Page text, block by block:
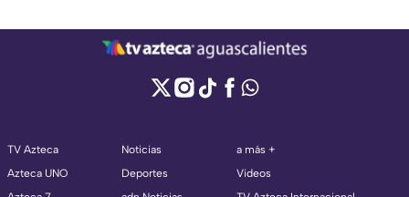
TV Azteca
Azteca UNO
Noticias
Deportes
a más +
Videos